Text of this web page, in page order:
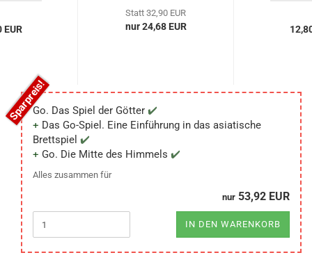
EUR
Statt 32,90 EUR
nur 24,68 EUR
Go. Das Spiel der Götter
Das Go-Spiel. Eine Einführung in das asiatische
Brettspiel
Go. Die Mitte des Himmels
Alles zusammen für
nur 53,92 EUR
IN DEN WARENKORB